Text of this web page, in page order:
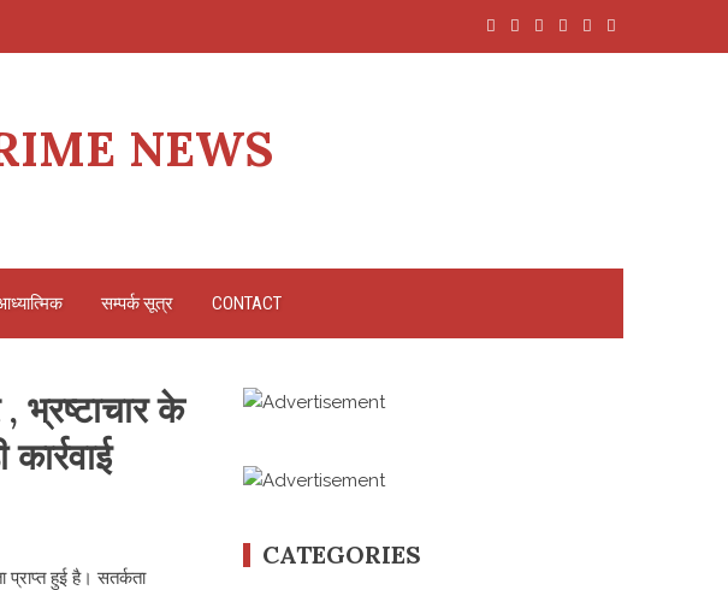
NEWS
सम्पर्क सूत्र CONTACT
भ्रष्टाचार के
हुई है। सतर्कता
CATEGORIES